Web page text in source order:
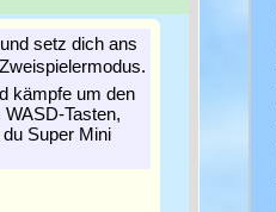
setz dich ans
kämpfe um den
Tasten,
Super Mini